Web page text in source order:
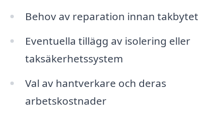
Behov av reparation innan takbytet
Eventuella tillägg av isolering eller
taksäkerhetssystem
Val av hantverkare och deras
arbetskostnader